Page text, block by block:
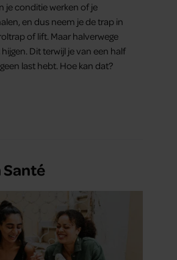
je conditie werken of je
en dus neem je de trap in
of lift. Maar halverwege
Dit terwijl je van een half
last hebt. Hoe kan dat?
Santé